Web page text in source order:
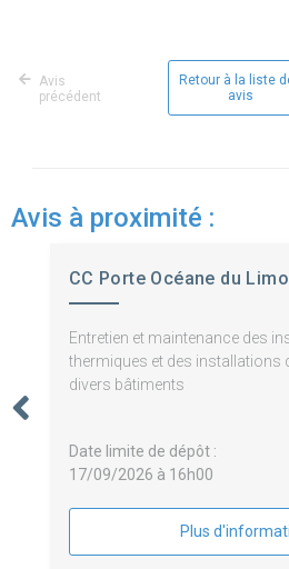
Avis
précédent
Retour à la liste
avis
Avis à proximité :
CC Porte Océane du
Entretien et maintenance des
thermiques et des installations
divers bâtiments
Date limite de dépôt :
17/09/2026 à 16h00
Plus